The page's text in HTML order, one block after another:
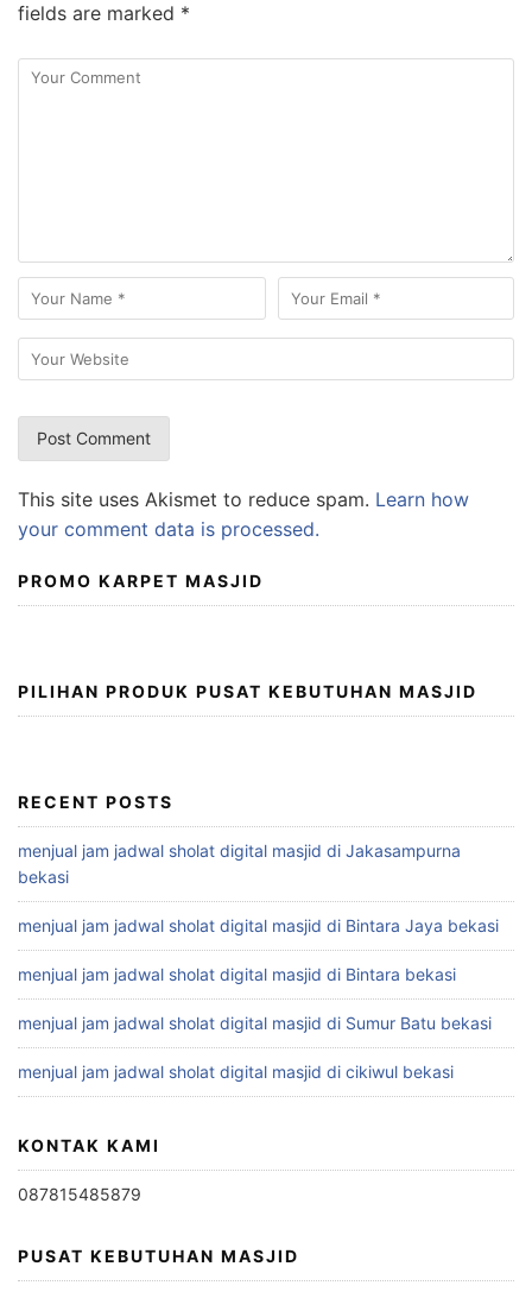
fields are marked *
This site uses Akismet to reduce spam. Learn how
your comment data is processed.
PROMO KARPET MASJID
PILIHAN PRODUK PUSAT KEBUTUHAN MASJID
RECENT POSTS
menjual jam jadwal sholat digital masjid di Jakasampurna
bekasi
menjual jam jadwal sholat digital masjid di Bintara Jaya bekasi
menjual jam jadwal sholat digital masjid di Bintara bekasi
menjual jam jadwal sholat digital masjid di Sumur Batu bekasi
menjual jam jadwal sholat digital masjid di cikiwul bekasi
KONTAK KAMI
087815485879
PUSAT KEBUTUHAN MASJID